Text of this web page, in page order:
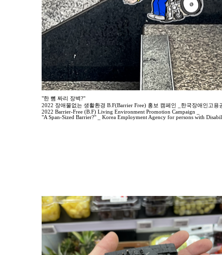
"한 뼘 짜리 장벽?"
2022 장애물없는 생활환경 B.F(Barrier Free) 홍보 캠페인 _한국장애인고용
2022 Barrier-Free (B.F) Living Environment Promotion Campaign _
"A Span-Sized Barrier?" _ Korea Employment Agency for persons with